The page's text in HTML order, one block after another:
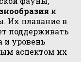
и
Их плавание в
поддерживать
и уровень
аспектом их